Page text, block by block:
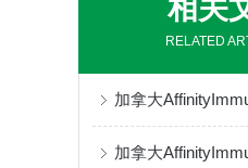
相关
RELATED